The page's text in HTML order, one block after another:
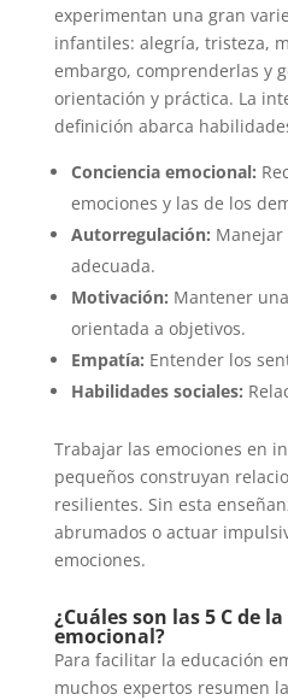
experimentan una gran
infantiles: alegría, tristeza,
embargo, comprenderlas y
orientación y práctica. La
definición abarca
Conciencia emocional:
emociones y las de los
Autorregulación: Manejar
adecuada.
Motivación: Mantener
orientada a objetivos.
Empatía: Entender los
Habilidades sociales:
Trabajar las emociones en
pequeños construyan
resilientes. Sin esta
abrumados o actuar
emociones.
¿Cuáles son las 5 C de
emocional?
Para facilitar la educación
muchos expertos resumen